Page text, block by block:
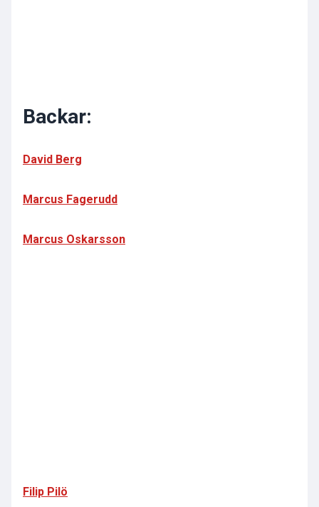
Backar:
David Berg
Marcus Fagerudd
Marcus Oskarsson
Filip Pilö